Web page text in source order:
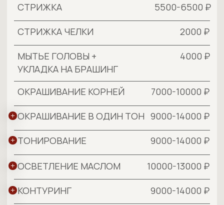
ЭКСПРЕСС-
ПРЕОБРАЖЕНИЕ ВОЛОС
МЫТЬЁ ГОЛОВЫ+СУШКА
ЭКСПРЕСС-УХОД DR.SORBIE
VITA-ЛАМИНИРОВАНИЕ
DR.SORBIE
ГЛУБОКОЕ
ВОССТАНОВЛЕНИЕ ВОЛОС
ОТ DR.SORBIE
DR.SORBIE
3500-4500 ₽
3000 ₽
4000-6000 ₽
SPA KERATIN ОТ DR SORBIE